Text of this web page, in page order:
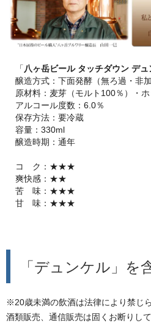
「 八ヶ岳ビール タッチダウン デュ
醸造方式：下面発酵（無ろ過・非加
原材料：麦芽（モルト100％）・
アルコール度数：6.0％
保存方法：要冷蔵
容量：330ml
醸造時期：通年
コ ク：★★★
爽快感：★★
苦 味：★★★
甘 味：★★★
「デュンケル」を
※20歳未満の飲酒は法律により禁じ
酒類販売、通信販売は固くお断りして